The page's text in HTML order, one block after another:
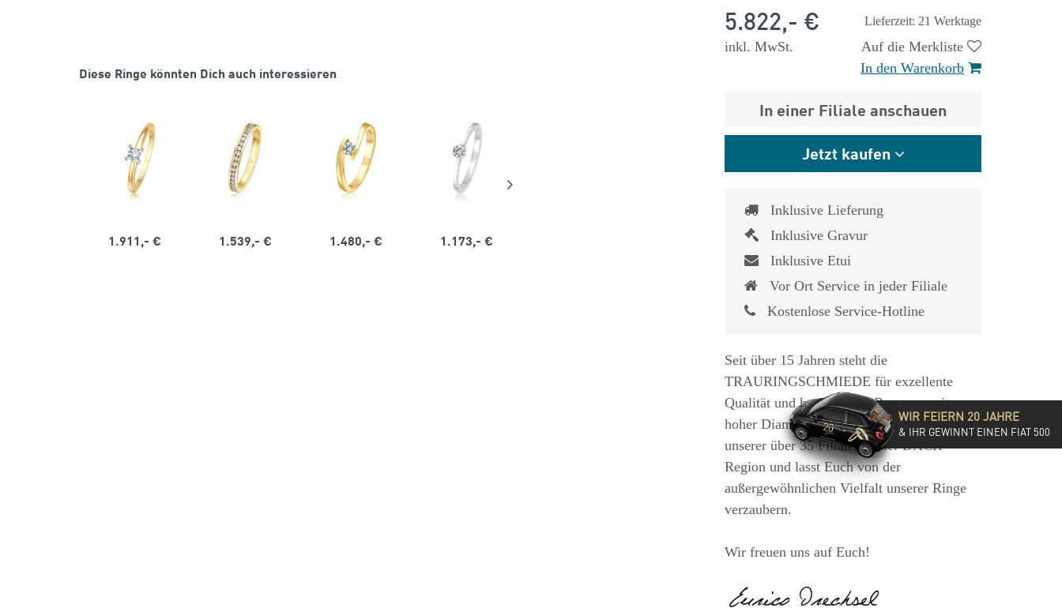
Diese Ringe könnten Dich auch interessieren
1.911,- € 1.539,- € 1.480,- € 1.173,- € 1.825,- €
Lieferzeit: 21 Werktage
5.822,- €
inkl. MwSt.
Auf die Merkliste
In den Warenkorb
In einer Filiale anschauen
Jetzt kaufen
Inklusive Lieferung
Inklusive Gravur
Inklusive Etui
Vor Ort Service in jeder Filiale
Kostenlose Service-Hotline
Seit über 15 Jahren steht die
TRAURINGSCHMIEDE für exzellente
Qualität und hochwertige Beratung mit
hoher Diamantkompetenz. Besucht eine
unserer über 35 Filialen in der DACH-
Region und lasst Euch von der
außergewöhnlichen Vielfalt unserer Ringe
verzaubern.
Wir freuen uns auf Euch!
WIR FEIERN 20 JAHRE
& IHR GEWINNT EINEN FIAT 500